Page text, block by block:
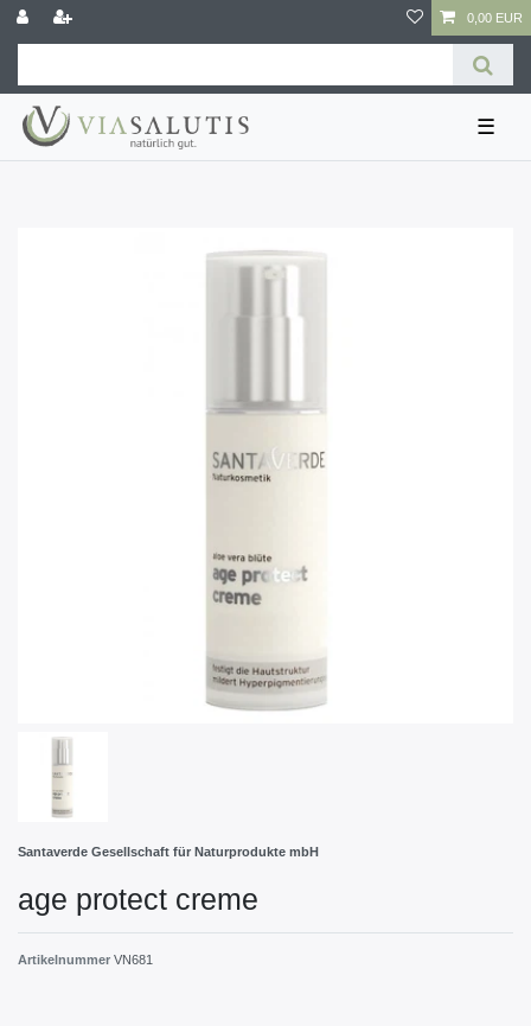
0,00 EUR
☰
Santaverde Gesellschaft für Naturprodukte mbH
age protect creme
Artikelnummer VN681